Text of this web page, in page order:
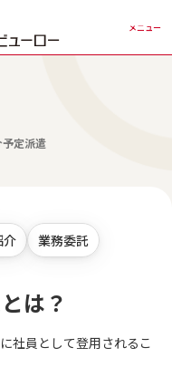
メニュー
予定派遣
介 業務委託
は？
社員として登用されるこ